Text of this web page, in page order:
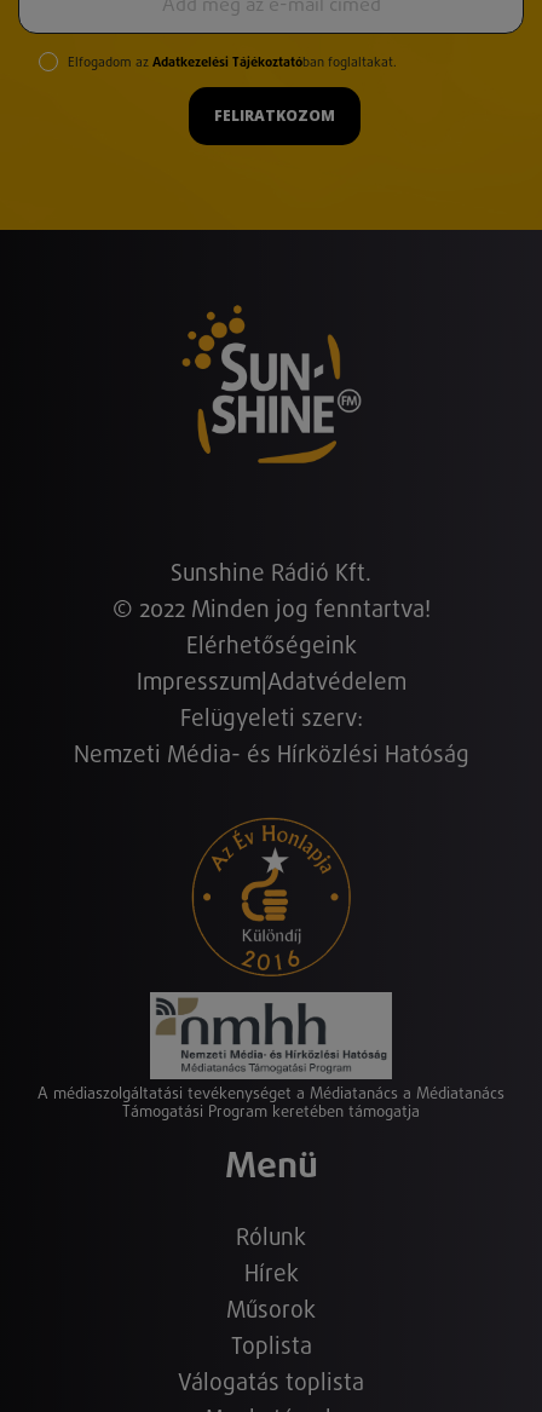
Elfogadom az Adatkezelési Tájékoztatóban foglaltakat.
FELIRATKOZOM
Sunshine Rádió Kft.
© 2022 Minden jog fenntartva!
Elérhetőségeink
Impresszum Adatvédelem
Felügyeleti szerv:
Nemzeti Média- és Hírközlési Hatóság
A médiaszolgáltatási tevékenységet a Médiatanács a Médiatanács
Támogatási Program keretében támogatja
Menü
Rólunk
Hírek
Műsorok
Toplista
Válogatás toplista